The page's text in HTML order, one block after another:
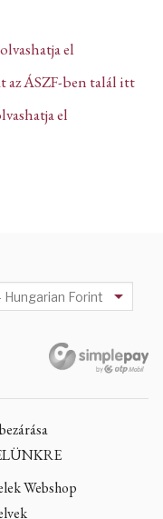
el
az ÁSZF-ben talál itt
el
Webshop